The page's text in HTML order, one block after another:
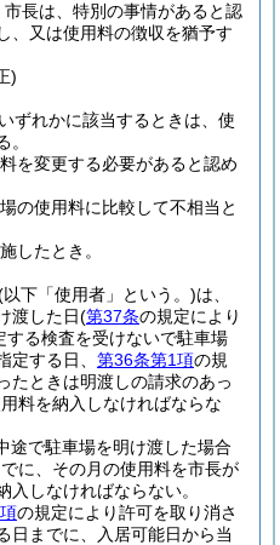
長は、特別の事情があると認
、又は使用料の徴収を猶予す
)
ずれかに該当するときは、使
。
を変更する必要があると認め
の使用料に比較して不相当と
したとき。
以下「使用者」という。)は、
渡した日(第37条の規定により
する検査を受けないで駐車場
定する日、 第36条第1項の規
たときは明渡しの請求のあっ
料を納入しなければならな
途で駐車場を明け渡した場合
でに、その月の使用料を市長が
しなければならない。
の規定により許可を取り消さ
日までに、入居可能日から当